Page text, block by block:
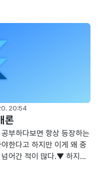
밍은 다른 작업이 끝나기를
작업을 수행하게 해준다.
하곤 한다. 네트워크를 통
데이터 쓰기 파일에서 데이
나 가져온 결과를 Future,
20:54
론
부하다보면 항상 등장하는
한다고 하지만 이게 왜 중
어간 적이 많다.▼ 하지만